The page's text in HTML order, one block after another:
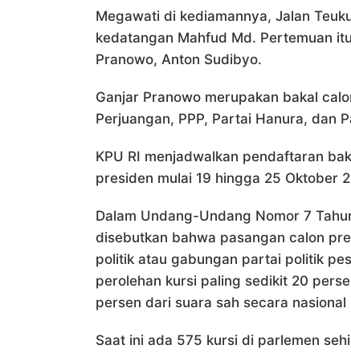
Megawati di kediamannya, Jalan
kedatangan Mahfud Md. Pertemuan
Pranowo, Anton Sudibyo.
Ganjar Pranowo merupakan bakal
Perjuangan, PPP, Partai Hanura, dan
KPU RI menjadwalkan pendaftaran
presiden mulai 19 hingga 25 Oktober
Dalam Undang-Undang Nomor 7
disebutkan bahwa pasangan calon
politik atau gabungan partai politik
perolehan kursi paling sedikit 20
persen dari suara sah secara
Saat ini ada 575 kursi di parlemen